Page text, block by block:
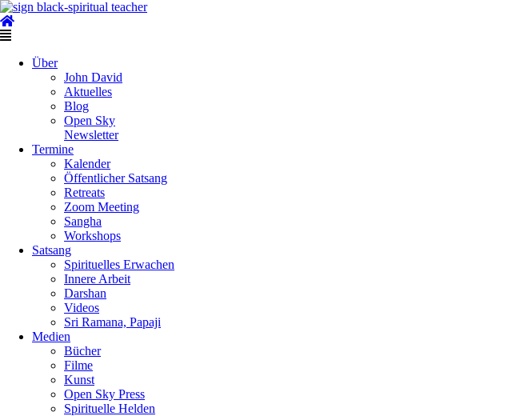
Skip
to
content
Main
Über
John David
Aktuelles
Blog
Open Sky
Newsletter
Termine
Kalender
Öffentlicher Satsang
Retreats
Zoom Meeting
Sangha
Workshops
Satsang
Spirituelles Erwachen
Innere Arbeit
Darshan
Videos
Sri Ramana, Papaji
Medien
Bücher
Filme
Kunst
Open Sky Press
Spirituelle Helden